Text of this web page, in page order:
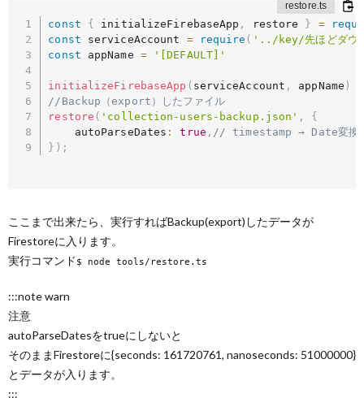
const { initializeFirebaseApp , restore } =
const serviceAccount = require ( '../key/先ほどダウ
const appName = '[DEFAULT]'
initializeFirebaseApp ( serviceAccount , appName )
//Backup（export）したファイル
restore ( 'collection-users-backup.json' ,
{
    autoParseDates
: true , // timestamp → Date変換
} ) ;
ここまで出来たら、実行すればBackup(export)したデータが
Firestoreに入ります。
実行コマンド $ node tools/restore.ts
:::note warn
注意
autoParseDatesをtrueにしないと
そのままFirestoreに{seconds: 161720761, nanoseconds: 51000000}
とデータが入ります。
:::